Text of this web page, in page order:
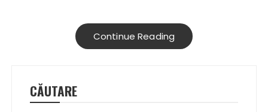
Continue Reading
CĂUTARE